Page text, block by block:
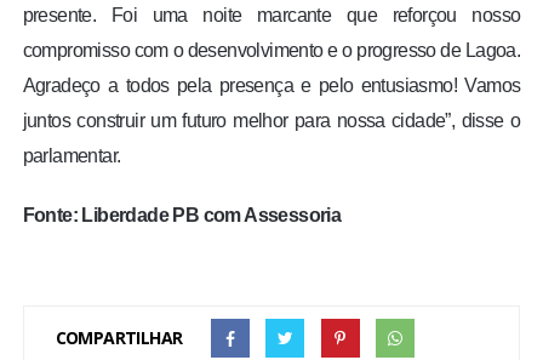
presente. Foi uma noite marcante que reforçou nosso
compromisso com o desenvolvimento e o progresso de Lagoa.
Agradeço a todos pela presença e pelo entusiasmo! Vamos
juntos construir um futuro melhor para nossa cidade”, disse o
parlamentar.
Fonte: Liberdade PB com Assessoria
COMPARTILHAR